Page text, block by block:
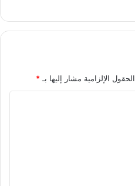
الحقول الإلزامية مشار إليها بـ *